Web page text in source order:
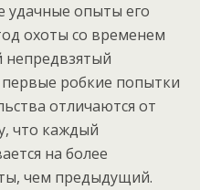
удачные опыты его
охоты со временем
робкие попытки
отличаются от
что каждый
на более
чем предыдущий.